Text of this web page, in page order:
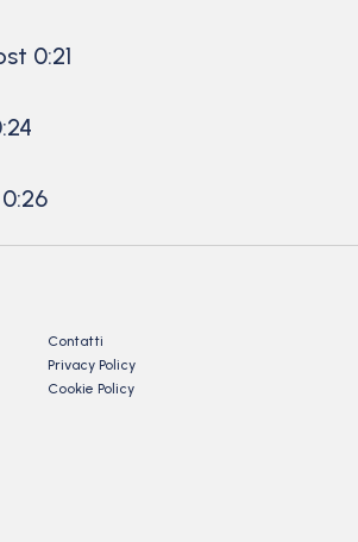
0:21
Contatti
Privacy Policy
Cookie Policy